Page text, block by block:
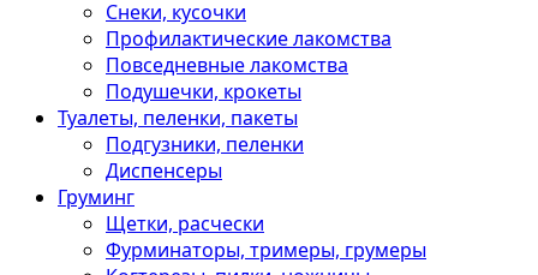
Снеки, кусочки
Профилактические лакомства
Повседневные лакомства
Подушечки, крокеты
Туалеты, пеленки, пакеты
Подгузники, пеленки
Диспенсеры
Груминг
Щетки, расчески
Фурминаторы, тримеры, грумеры